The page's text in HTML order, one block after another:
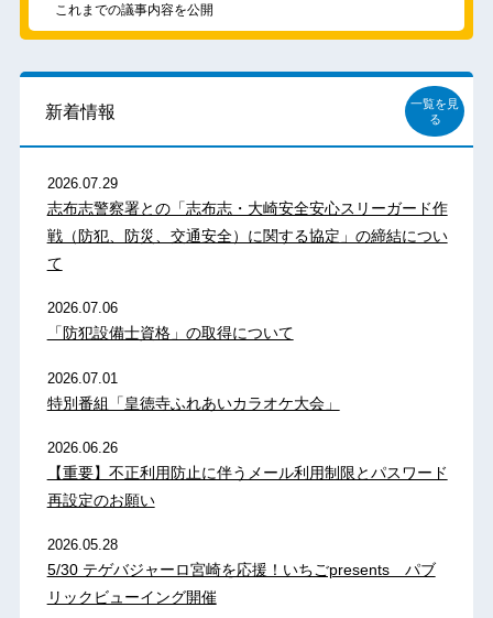
これまでの議事内容を公開
新着情報
一覧を見
る
2026.07.29
志布志警察署との「志布志・大崎安全安心スリーガード作
戦（防犯、防災、交通安全）に関する協定」の締結につい
て
2026.07.06
「防犯設備士資格」の取得について
2026.07.01
特別番組「皇徳寺ふれあいカラオケ大会」
2026.06.26
【重要】不正利用防止に伴うメール利用制限とパスワード
再設定のお願い
2026.05.28
5/30 テゲバジャーロ宮崎を応援！いちごpresents パブ
リックビューイング開催